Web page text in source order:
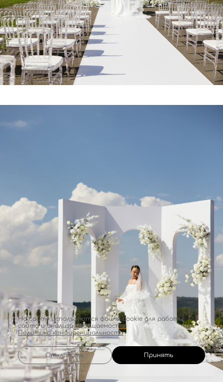
На сайте используются файлы cookie для работы
сайта и анализа посещаемости.
Политика конфиденциальности
Отклонить Принять